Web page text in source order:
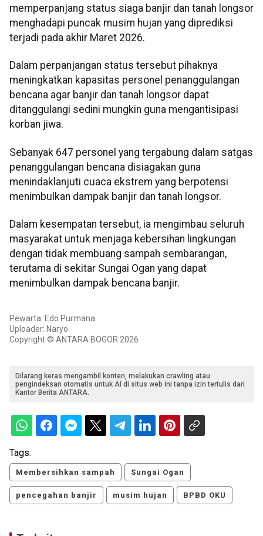
memperpanjang status siaga banjir dan tanah longsor
menghadapi puncak musim hujan yang diprediksi
terjadi pada akhir Maret 2026.
Dalam perpanjangan status tersebut pihaknya
meningkatkan kapasitas personel penanggulangan
bencana agar banjir dan tanah longsor dapat
ditanggulangi sedini mungkin guna mengantisipasi
korban jiwa.
Sebanyak 647 personel yang tergabung dalam satgas
penanggulangan bencana disiagakan guna
menindaklanjuti cuaca ekstrem yang berpotensi
menimbulkan dampak banjir dan tanah longsor.
Dalam kesempatan tersebut, ia mengimbau seluruh
masyarakat untuk menjaga kebersihan lingkungan
dengan tidak membuang sampah sembarangan,
terutama di sekitar Sungai Ogan yang dapat
menimbulkan dampak bencana banjir.
Pewarta: Edo Purmana
Uploader: Naryo
Copyright © ANTARA BOGOR 2026
Dilarang keras mengambil konten, melakukan crawling atau
pengindeksan otomatis untuk AI di situs web ini tanpa izin tertulis dari
Kantor Berita ANTARA.
Tags:
Membersihkan sampah Sungai Ogan
pencegahan banjir musim hujan BPBD OKU